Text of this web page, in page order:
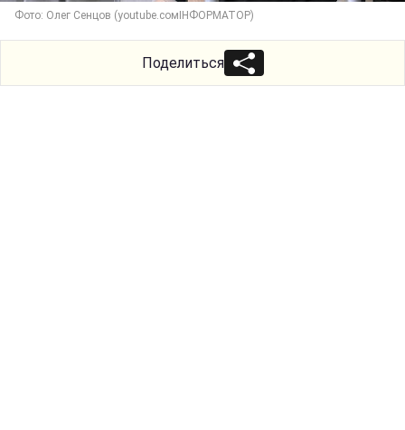
Фото: Олег Сенцов (youtube.сомІНФОРМАТОР)
Поделиться